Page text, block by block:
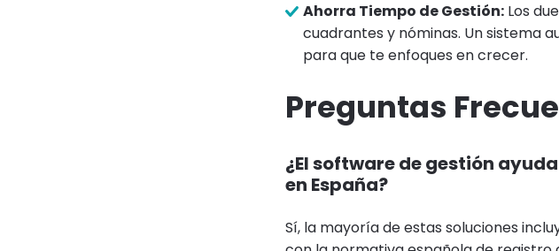
Ahorra Tiempo de Gestión: Los
cuadrantes y nóminas. Un sistema
para que te enfoques en crecer.
Preguntas
¿El software de gestión
en España?
Sí, la mayoría de estas soluciones